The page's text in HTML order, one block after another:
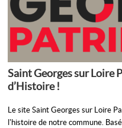
Saint Georges sur Loire
d’Histoire !
Le site Saint Georges sur Loire
l'histoire de notre commune.